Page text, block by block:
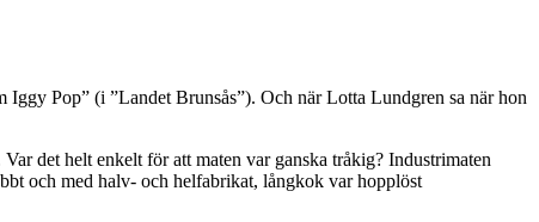
Pop” (i ”Landet Brunsås”). Och när Lotta Lundgren sa när hon
det helt enkelt för att maten var ganska tråkig? Industrimaten
och med halv- och helfabrikat, långkok var hopplöst